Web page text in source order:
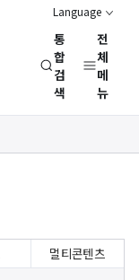
Language
통
합
검
색
전
체
메
뉴
멀티콘텐츠